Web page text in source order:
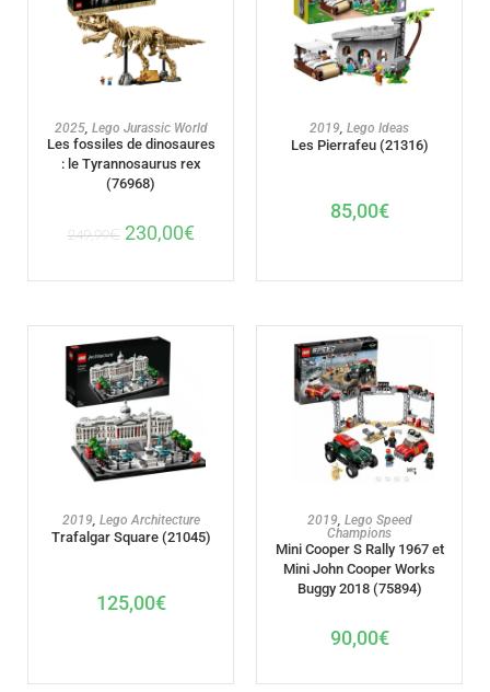
AJOUTER AU PANIER
2025, Lego Jurassic World
Les fossiles de dinosaures
: le Tyrannosaurus rex
(76968)
249,99€ 230,00€
AJOUTER AU PANIER
2019, Lego Ideas
Les Pierrafeu (21316)
85,00€
AJOUTER AU PANIER
2019 Lego Architecture
Trafalgar Square (21045)
125,00€
AJOUTER AU PANIER
2019 Lego Speed
Champions
Mini Cooper S Rally 1967 et
Mini John Cooper Works
Buggy 2018 (75894)
90,00€